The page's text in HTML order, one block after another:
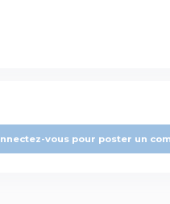
vous pour poster un